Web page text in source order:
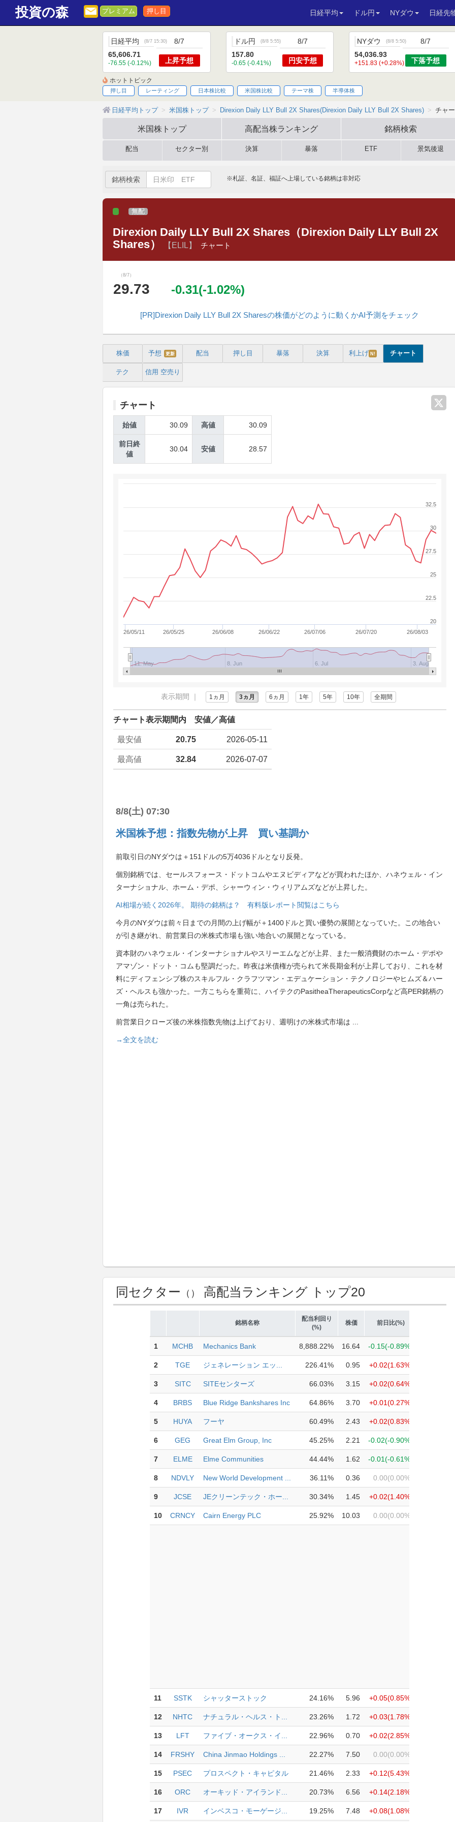
投資の森 プレミアム 押し目 日経平均 ドル円 NYダウ 日経先
日経平均 (8/7 15:30)
65,606.71
-76.55 (-0.12%)
8/7
上昇予想
ドル円 (8/8 5:55)
157.80
-0.65 (-0.41%)
8/7
円安予想
NYダウ (8/8 5:50)
54,036.93
+151.83 (+0.28%)
8/7
下落予想
ホットトピック
押し目 レーティング 日本株比較 米国株比較 テーマ株 半導体株
日経平均トップ 米国株トップ Direxion Daily LLY Bull 2X Shares(Direxion Daily LLY Bull 2X Shares) チャー
米国株 トップ 高配当株ランキング 銘柄検索
配当 セクター別 決算 暴落 ETF 景気後退
銘柄検索 ※札証、名証、福証へ上場している銘柄は非対応
無配
Direxion Daily LLY Bull 2X Shares（Direxion Daily LLY Bull 2X
Shares）
【ELIL】 チャート
（8/7）
29.73 -0.31(-1.02%)
[PR]Direxion Daily LLY Bull 2X Sharesの株価がどのように動くかAI予測をチェック
株価 予想 更新 配当 押し目 暴落 決算 利上げ N! チャート
テク 信用 空売り
チャート
始値 30.09 高値 30.09
前日終
値
30.04 安値 28.57
26/05/11 26/05/25 26/06/08 26/06/22 26/07/06 26/07/20 26/08/03
11. May 8. Jun 6. Jul 3. Aug
20
22.5
25
27.5
30
32.5
表示期間 ｜ 1ヵ月 3ヵ月 6ヵ月 1年 5年 10年 全期間
チャート表示期間内 安値／高値
最安値 20.75 2026-05-11
最高値 32.84 2026-07-07
8/8(土) 07:30
米国株予想：指数先物が上昇 買い基調か
前取引日のNYダウは＋151ドルの5万4036ドルとなり反発。
個別銘柄では、セールスフォース・ドットコムやエヌビディアなどが買われたほか、ハネウェル・イン
ターナショナル、ホーム・デポ、シャーウィン・ウィリアムズなどが上昇した。
AI相場が続く2026年。 期待の銘柄は？ 有料版レポート閲覧はこちら
今月のNYダウは前々日までの月間の上げ幅が＋1400ドルと買い優勢の展開となっていた。この地合い
が引き継がれ、前営業日の米株式市場も強い地合いの展開となっている。
資本財のハネウェル・インターナショナルやスリーエムなどが上昇、また一般消費財のホーム・デポや
アマゾン・ドット・コムも堅調だった。昨夜は米債権が売られて米長期金利が上昇しており、これを材
料にディフェンシブ株のスキルフル・クラフツマン・エデュケーション・テクノロジーやヒムズ＆ハー
ズ・ヘルスも強かった。一方こちらを重荷に、ハイテクのPasitheaTherapeuticsCorpなど高PER銘柄の
一角は売られた。
前営業日クローズ後の米株指数先物は上げており、週明けの米株式市場は ...
→全文を読む
同セクター （） 高配当ランキング トップ20
銘柄名称
配当利回り
(%)
株価 前日比(%)
1 MCHB Mechanics Bank 8,888.22% 16.64 -0.15(-0.89%)
2 TGE ジェネレーション エッ... 226.41% 0.95 +0.02(1.63%)
3 SITC SITEセンターズ 66.03% 3.15 +0.02(0.64%)
4 BRBS Blue Ridge Bankshares Inc 64.86% 3.70 +0.01(0.27%)
5 HUYA フーヤ 60.49% 2.43 +0.02(0.83%)
6 GEG Great Elm Group, Inc 45.25% 2.21 -0.02(-0.90%)
7 ELME Elme Communities 44.44% 1.62 -0.01(-0.61%)
8 NDVLY New World Development ... 36.11% 0.36 0.00(0.00%)
9 JCSE JEクリーンテック・ホー... 30.34% 1.45 +0.02(1.40%)
10 CRNCY Cairn Energy PLC 25.92% 10.03 0.00(0.00%)
11 SSTK シャッターストック 24.16% 5.96 +0.05(0.85%)
12 NHTC ナチュラル・ヘルス・ト... 23.26% 1.72 +0.03(1.78%)
13 LFT ファイブ・オークス・イ... 22.96% 0.70 +0.02(2.85%)
14 FRSHY China Jinmao Holdings ... 22.27% 7.50 0.00(0.00%)
15 PSEC プロスペクト・キャピタル 21.46% 2.33 +0.12(5.43%)
16 ORC オーキッド・アイランド... 20.73% 6.56 +0.14(2.18%)
17 IVR インベスコ・モーゲージ... 19.25% 7.48 +0.08(1.08%)